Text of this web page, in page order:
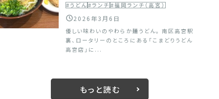
#うどん#ランチ#福岡ランチ（高宮）
2026年3月6日
優しい味わいのやわらか麺うどん。 南区高宮駅
裏、ロータリーのところにある「こまどりうどん
高宮店」に...
もっと読む